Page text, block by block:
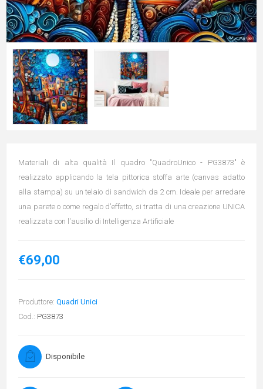
Materiali di alta qualità Il quadro "QuadroUnico - PG3873" è
realizzato applicando la tela pittorica stoffa arte (canvas adatto
alla stampa) su un telaio di sandwich da 2 cm. Ideale per arredare
una parete o come regalo d'effetto, si tratta di una creazione UNICA
realizzata con l'ausilio di Intelligenza Artificiale
€69,00
Produttore: Quadri Unici
Cod.: PG3873
Disponibile